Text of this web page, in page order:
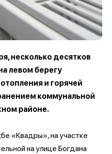
несколько десятков
левом берегу
и горячей
коммунальной
районе.
«Квадры», на участке
на улице Богдана